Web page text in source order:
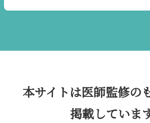
本サイトは医師監修の
掲載していま